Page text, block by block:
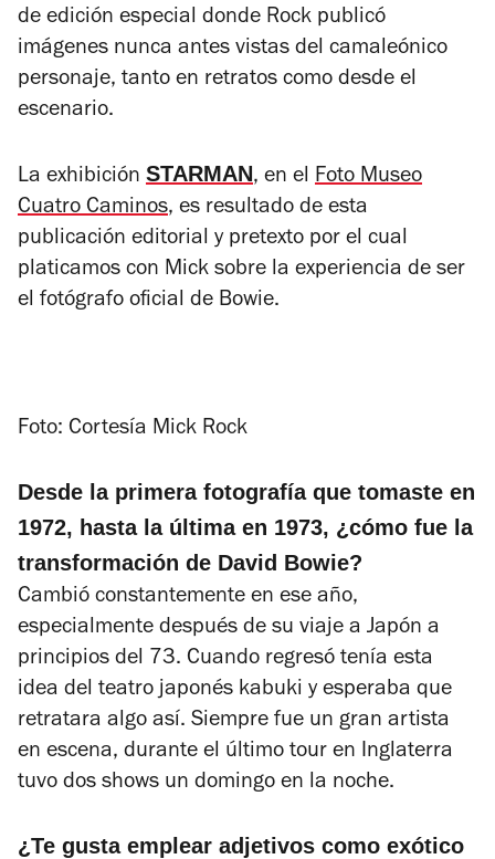
de edición especial donde Rock publicó
imágenes nunca antes vistas del camaleónico
personaje, tanto en retratos como desde el
escenario.
La exhibición STARMAN, en el Foto Museo
Cuatro Caminos, es resultado de esta
publicación editorial y pretexto por el cual
platicamos con Mick sobre la experiencia de ser
el fotógrafo oficial de Bowie.
Foto: Cortesía Mick Rock
Desde la primera fotografía que tomaste en
1972, hasta la última en 1973, ¿cómo fue la
transformación de David Bowie?
Cambió constantemente en ese año,
especialmente después de su viaje a Japón a
principios del 73. Cuando regresó tenía esta
idea del teatro japonés kabuki y esperaba que
retratara algo así. Siempre fue un gran artista
en escena, durante el último tour en Inglaterra
tuvo dos shows un domingo en la noche.
¿Te gusta emplear adjetivos como exótico